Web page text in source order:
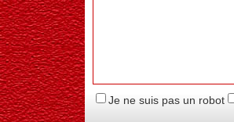
Je ne suis pas un robot